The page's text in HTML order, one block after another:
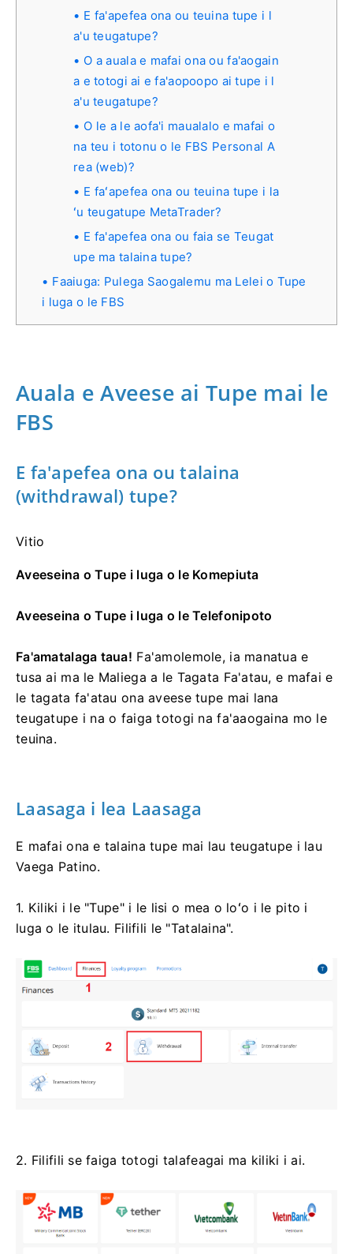
E fa'apefea ona ou teuina tupe i l
a'u teugatupe?
O a auala e mafai ona ou fa'aogain
a e totogi ai e fa'aopoopo ai tupe i l
a'u teugatupe?
O le a le aofa'i maualalo e mafai o
na teu i totonu o le FBS Personal A
rea (web)?
E faʻapefea ona ou teuina tupe i la
ʻu teugatupe MetaTrader?
E fa'apefea ona ou faia se Teugat
upe ma talaina tupe?
Faaiuga: Pulega Saogalemu ma Lelei o Tupe
i luga o le FBS
Auala e Aveese ai Tupe mai le
FBS
E fa'apefea ona ou talaina
(withdrawal) tupe?
Vitio
Aveeseina o Tupe i luga o le Komepiuta
Aveeseina o Tupe i luga o le Telefonipoto
Fa'amatalaga taua! Fa'amolemole, ia manatua e
tusa ai ma le Maliega a le Tagata Fa'atau, e mafai e
le tagata fa'atau ona aveese tupe mai lana
teugatupe i na o faiga totogi na fa'aaogaina mo le
teuina.
Laasaga i lea Laasaga
E mafai ona e talaina tupe mai lau teugatupe i lau
Vaega Patino.
1. Kiliki i le "Tupe" i le lisi o mea o loʻo i le pito i
luga o le itulau. Filifili le "Tatalaina".
2. Filifili se faiga totogi talafeagai ma kiliki i ai.